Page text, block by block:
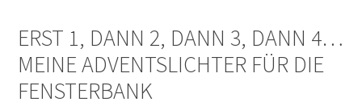
ERST 1, DANN 2, DANN 3, DANN 4…
MEINE ADVENTSLICHTER FÜR DIE
FENSTERBANK